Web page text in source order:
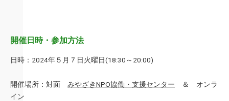
開催日時・参加方法
日時：2024年５月７日火曜日(18:30～20:00)
開催場所：対面 みやざきNPO協働・支援センター ＆ オンラ
イン